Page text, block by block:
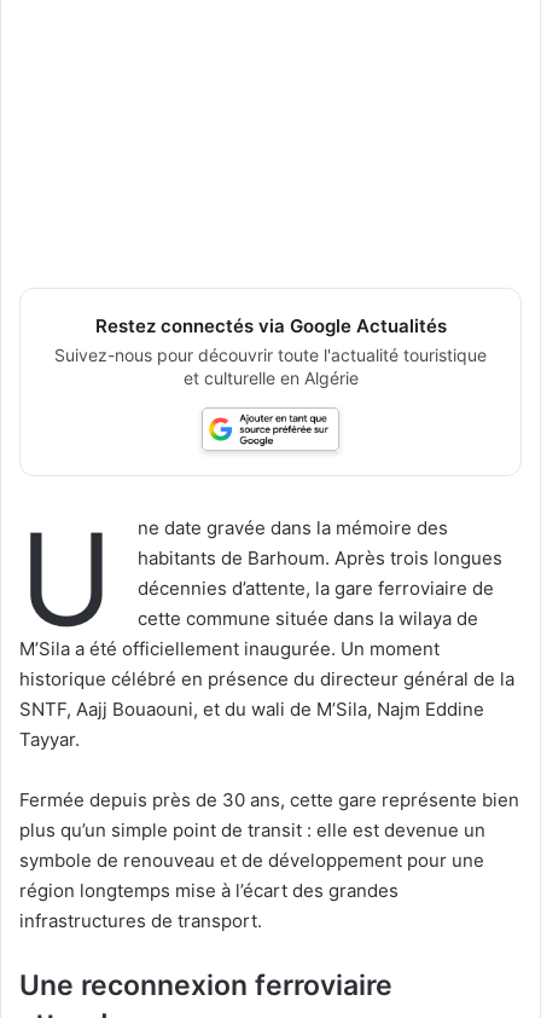
Restez connectés via Google Actualités
Suivez-nous pour découvrir toute l'actualité touristique
et culturelle en Algérie
U
ne date gravée dans la mémoire des
habitants de Barhoum. Après trois longues
décennies d’attente, la gare ferroviaire de
cette commune située dans la wilaya de
M’Sila a été officiellement inaugurée. Un moment
historique célébré en présence du directeur général de la
SNTF, Aajj Bouaouni, et du wali de M’Sila, Najm Eddine
Tayyar.
Fermée depuis près de 30 ans, cette gare représente bien
plus qu’un simple point de transit : elle est devenue un
symbole de renouveau et de développement pour une
région longtemps mise à l’écart des grandes
infrastructures de transport.
Une reconnexion ferroviaire